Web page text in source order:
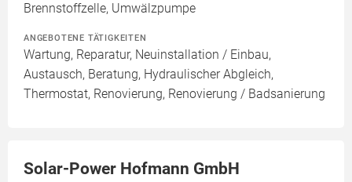
Brennstoffzelle, Umwälzpumpe
ANGEBOTENE TÄTIGKEITEN
Wartung, Reparatur, Neuinstallation / Einbau,
Austausch, Beratung, Hydraulischer Abgleich,
Thermostat, Renovierung, Renovierung / Badsanierung
Solar-Power Hofmann GmbH